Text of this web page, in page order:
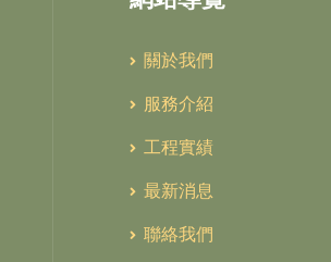
關於我們
服務介紹
工程實績
最新消息
聯絡我們